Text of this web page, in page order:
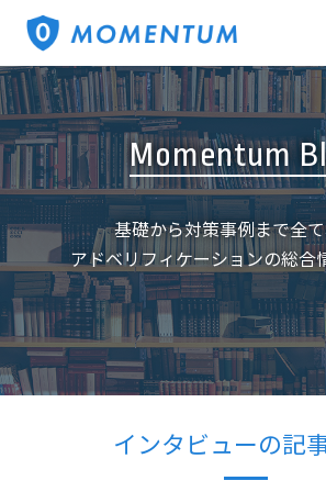
Momentum
基礎から対策事例まで全
アドベリフィケーションの総合
インタビューの記